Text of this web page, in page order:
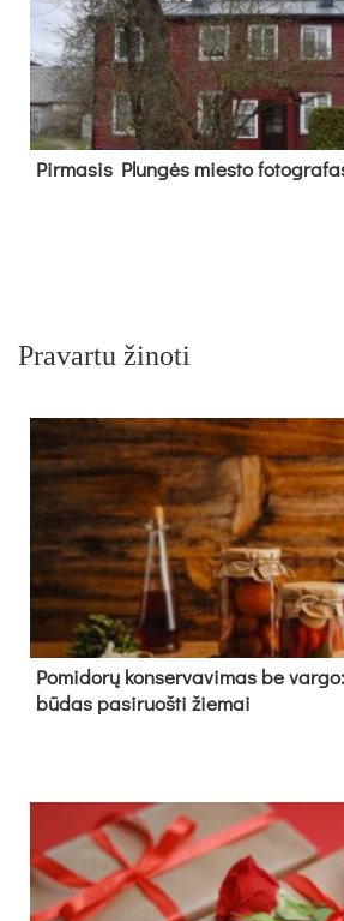
Pir­ma­sis Plun­gės mies­to
Pravartu žinoti
Pomidorų konservavimas be
būdas pasiruošti žiemai